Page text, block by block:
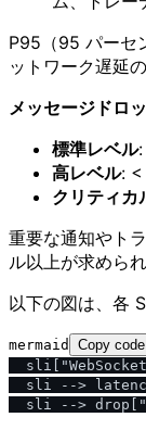
P95（95 パーセ
ットワーク遅延
メッセージドロ
標準レベル
高レベル: <
クリティカ
重要な通知やト
ル以上が求めら
以下の図は、各
mermaid Copy code
sli["WebSocket
sli -->
sli --> drop["